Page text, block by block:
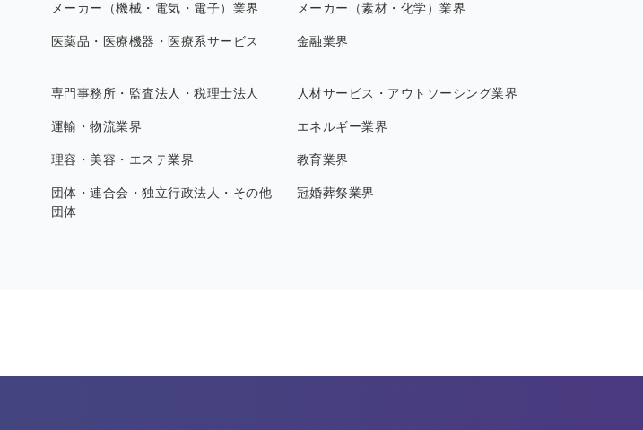
メーカー（機械・電気・電子）業界 メーカー（素材・化学）業界
医薬品・医療機器・医療系サービス 金融業界
専門事務所・監査法人・税理士法人 人材サービス・アウトソーシング業界
運輸・物流業界 エネルギー業界
理容・美容・エステ業界 教育業界
団体・連合会・独立行政法人・その他
団体
冠婚葬祭業界